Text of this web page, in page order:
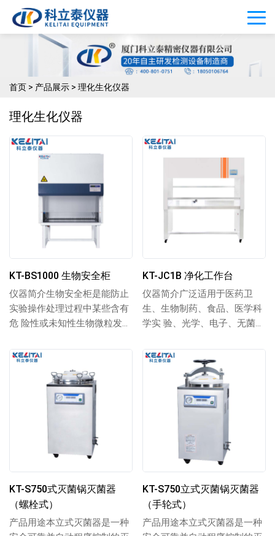
首页 > 产品展示 > 理化生化仪器
理化生化仪器
KT-BS1000 生物安全柜
仪器简介生物安全柜是能防止
实验操作处理过程中某些含有
危 险性或未知性生物微粒发生
压安全装置，...
KT-JC1B 净化工作台
仪器简介广泛适用于医药卫
生、生物制药、食品、医学科
学实 验、光学、电子、无菌室
组 培接种等需要...
KT-S750式灭菌锅灭菌器
（螺栓式）
产品用途本立式灭菌器是一种
KT-S750立式灭菌锅灭菌器
（手轮式）
产品用途本立式灭菌器是一种